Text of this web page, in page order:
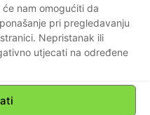
nam omogućiti da
pri pregledavanju
Nepristanak ili
utjecati na određene
Pravila o privatnosti
Theme by TagDiv